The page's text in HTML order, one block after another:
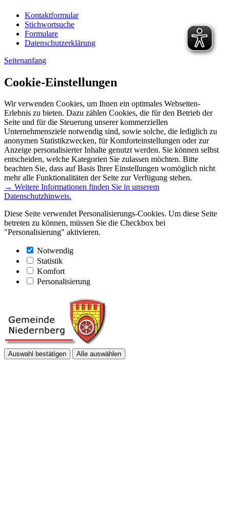
Kontaktformular
Stichwortsuche
Formulare
Datenschutzerklärung
Seitenanfang
Cookie-Einstellungen
Wir verwenden Cookies, um Ihnen ein optimales Webseiten-
Erlebnis zu bieten. Dazu zählen Cookies, die für den Betrieb der
Seite und für die Steuerung unserer kommerziellen
Unternehmensziele notwendig sind, sowie solche, die lediglich zu
anonymen Statistikzwecken, für Komforteinstellungen oder zur
Anzeige personalisierter Inhalte genutzt werden. Sie können selbst
entscheiden, welche Kategorien Sie zulassen möchten. Bitte
beachten Sie, dass auf Basis Ihrer Einstellungen womöglich nicht
mehr alle Funktionalitäten der Seite zur Verfügung stehen.
→ Weitere Informationen finden Sie in unserem
Datenschutzhinweis.
Diese Seite verwendet Personalisierungs-Cookies. Um diese Seite
betreten zu können, müssen Sie die Checkbox bei
"Personalisierung" aktivieren.
Notwendig
Statistik
Komfort
Personalisierung
Auswahl bestätigen Alle auswählen